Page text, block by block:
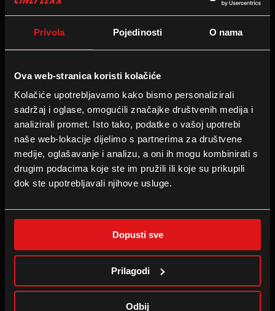
Privola Pojedinosti O nama
Ova web-stranica koristi kolačiće
Kolačiće upotrebljavamo kako bismo personalizirali
sadržaj i oglase, omogućili značajke društvenih medija i
analizirali promet. Isto tako, podatke o vašoj upotrebi
naše web-lokacije dijelimo s partnerima za društvene
medije, oglašavanje i analizu, a oni ih mogu kombinirati s
drugim podacima koje ste im pružili ili koje su prikupili
dok ste upotrebljavali njihove usluge.
Dopusti sve
Prilagodi
Odbij
PRIČA O IGRAČKAMA 5
PSIĆI U OPHODNJI: DINO
AVANTURA